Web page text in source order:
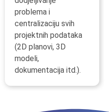
problema i
centralizaciju svih
projektnih podataka
(2D planovi, 3D
modeli,
dokumentacija itd.).